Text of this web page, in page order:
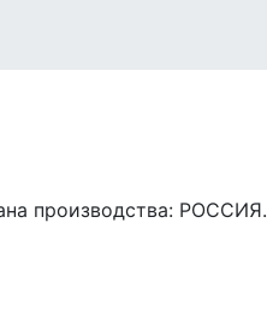
производства: РОССИЯ.